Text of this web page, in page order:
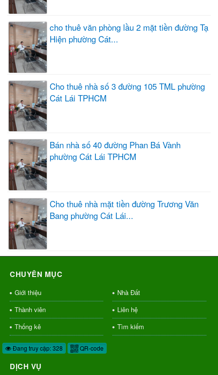
cho thuê văn phòng lầu 2 mặt tiền đường Tạ
Hiện phường Cát...
Cho thuê nhà số 3 đường 105 TML phường
Cát Lái TPHCM
Bán nhà số 40 đường Phan Bá Vành
phường Cát Lái TPHCM
Cho thuê nhà mặt tiền đường Trương Văn
Bang phường Cát Lái...
CHUYÊN MỤC
Giới thiệu
Nhà Đất
Thành viên
Liên hệ
Thống kê
Tìm kiếm
Đang truy cập: 328 QR-code
DỊCH VỤ